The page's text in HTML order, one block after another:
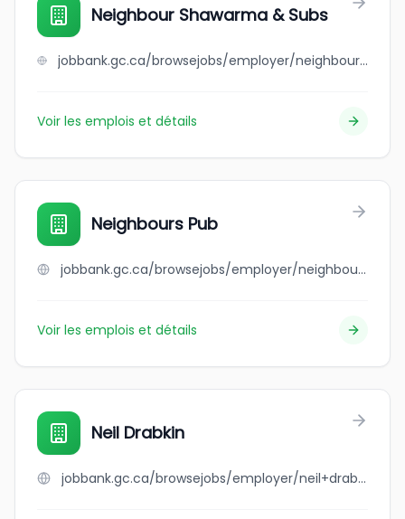
Neighbour Shawarma & Subs
jobbank.gc.ca/browsejobs/employer/neighbour+shawarma+%26+subs/ca
Voir les emplois et détails
Neighbours Pub
jobbank.gc.ca/browsejobs/employer/neighbours+pub/ca
Voir les emplois et détails
Neil Drabkin
jobbank.gc.ca/browsejobs/employer/neil+drabkin/ca